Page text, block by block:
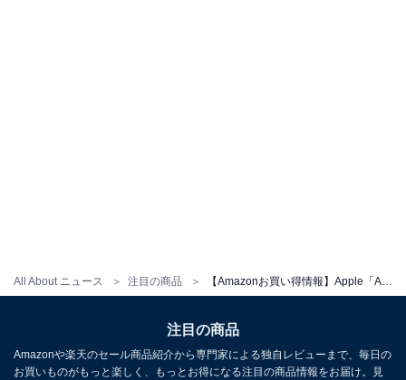
All About ニュース 注目の商品
Apple「11 インチ iPad (A16)」
注目の商品
Amazonや楽天のセール商品紹介から専門家による独自レビューまで、毎日の
お買いものがもっと楽しく、もっとお得になる注目の商品情報をお届け。見